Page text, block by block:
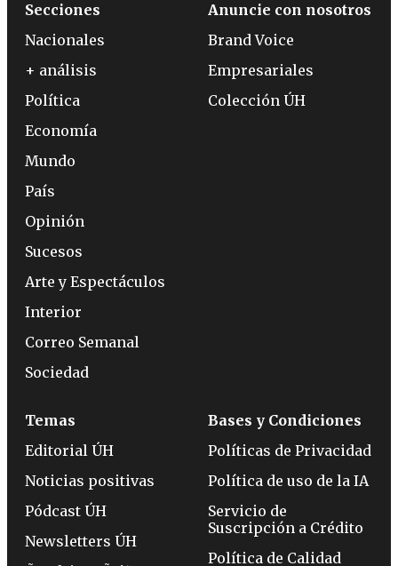
Secciones
Nacionales
+ análisis
Política
Economía
Mundo
País
Opinión
Sucesos
Arte y Espectáculos
Interior
Correo Semanal
Sociedad
Anuncie con nosotros
Brand Voice
Empresariales
Colección ÚH
Temas
Editorial ÚH
Noticias positivas
Pódcast ÚH
Newsletters ÚH
Bases y Condiciones
Políticas de Privacidad
Política de uso de la IA
Servicio de
Suscripción a Crédito
Política de Calidad